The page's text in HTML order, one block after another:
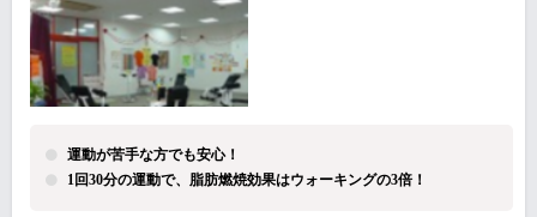
運動が苦手な方でも安心！
1回30分の運動で、脂肪燃焼効果はウォーキングの3倍！